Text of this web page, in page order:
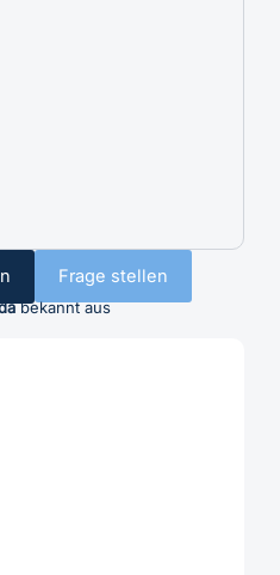
Frage stellen
bekannt aus